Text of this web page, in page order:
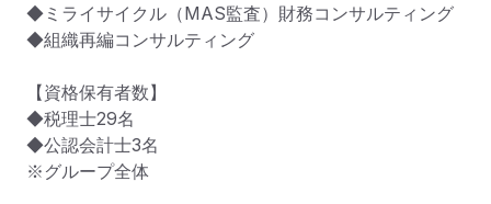
◆ミライサイクル（MAS監査）財務コンサルティング
◆組織再編コンサルティング
【資格保有者数】
◆税理士29名
◆公認会計士3名
※グループ全体